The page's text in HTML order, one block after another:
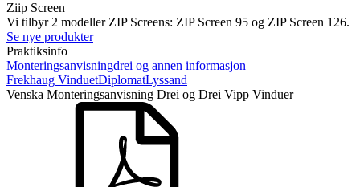
Ziip Screen
Vi tilbyr 2 modeller ZIP Screens: ZIP Screen 95 og ZIP Screen 126.
Se nye produkter
Praktiksinfo
Monteringsanvisningdrei og annen informasjon
Frekhaug VinduetDiplomatLyssand
Venska Monteringsanvisning Drei og Drei Vipp Vinduer